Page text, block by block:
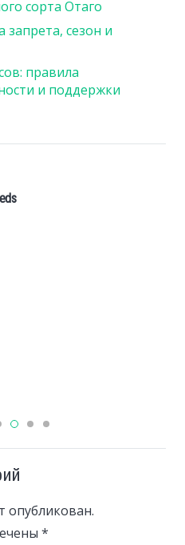
сорта Отаго
сезон и
правила
и поддержки
опубликован.
*